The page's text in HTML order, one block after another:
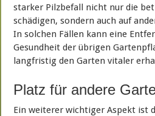
starker Pilzbefall nicht nur die
schädigen, sondern auch auf
In solchen Fällen kann eine
Gesundheit der übrigen
langfristig den Garten vitaler
Platz für andere
Ein weiterer wichtiger Aspekt ist